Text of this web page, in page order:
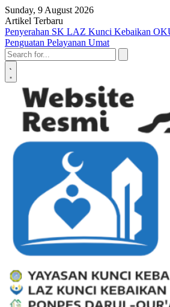
Skip to content
Sunday, 9 August 2026
Artikel Terbaru
‎Dosa Memutuskan Hubungan Kekerabatan